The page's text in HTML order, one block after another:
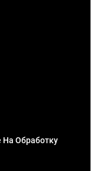
На Обработку